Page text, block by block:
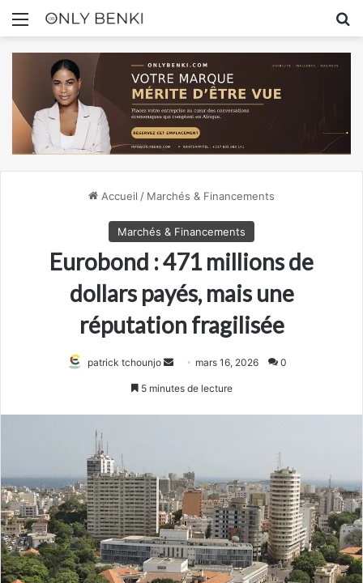
Menu
Accueil / Marchés & Financements
Marchés & Financements
Eurobond : 471 millions de
dollars payés, mais une
réputation fragilisée
patrick tchounjo
Envoyermars 16, 2026 0
5 minutes de lecture